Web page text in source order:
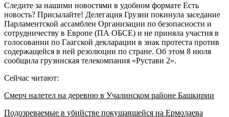
Следите за нашими новостями в удобном формате Есть
новость? Присылайте! Делегация Грузии покинула заседание
Парламентской ассамблеи Организации по безопасности и
сотрудничеству в Европе (ПА ОБСЕ) и не приняла участия в
голосовании по Гаагской декларации в знак протеста против
содержащейся в ней резолюции по стране. Об этом 8 июля
сообщила грузинская телекомпания «Рустави 2».
Сейчас читают:
Смерч налетел на деревню в Учалинском районе Башкирии
Подозреваемые в убийстве покушавшейся на Ермолаева